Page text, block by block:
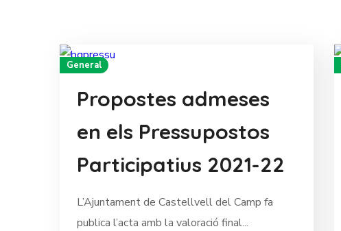
General
Propostes admeses
en els Pressupostos
Participatius 2021-22
L’Ajuntament de Castellvell del Camp fa
publica l’acta amb la valoració final...